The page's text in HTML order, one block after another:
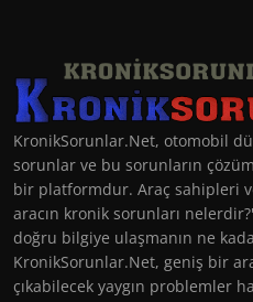
KronikSorunlar.Net, otomobil
sorunlar ve bu sorunların
bir platformdur. Araç sahipleri
aracın kronik sorunları
doğru bilgiye ulaşmanın ne
KronikSorunlar.Net, geniş bir
çıkabilecek yaygın problemler